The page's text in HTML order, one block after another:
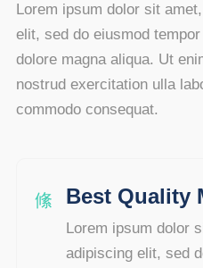
Lorem ipsum dolor sit
elit, sed do eiusmod
dolore magna aliqua. Ut
nostrud exercitation ulla
commodo consequat.
Best Quality
Lorem ipsum dolor
adipiscing elit, sed